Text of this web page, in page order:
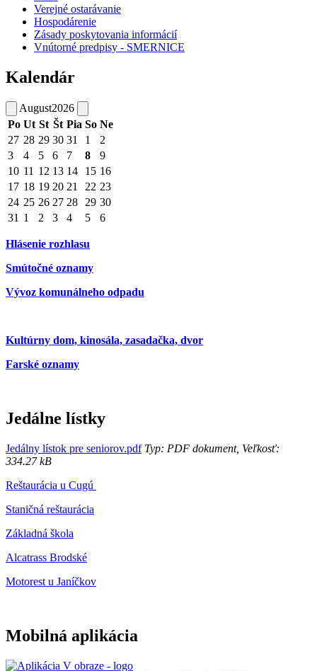
Verejné ostarávanie
Hospodárenie
Zásady poskytovania informácií
Vnútorné predpisy - SMERNICE
Kalendár
August2026
Po Ut St Št Pia So Ne
27 28 29 30 31 1
2
3
4 5 6 7 8
9
10 11 12 13 14 15 16
17 18 19 20 21 22 23
24 25 26 27 28 29 30
31 1 2 3 4 5 6
Hlásenie rozhlasu
Smútočné oznamy
Vývoz komunálneho odpadu
Kultúrny dom, kinosála, zasadačka, dvor
Farské oznamy
Jedálne lístky
Jedálny lístok pre seniorov.pdfTyp: PDF dokument, Veľkosť:
334.27 kB
Reštaurácia u Cugú
Staničná reštaurácia
Základná škola
Alcatrass Brodské
Motorest u Janíčkov
Mobilná aplikácia